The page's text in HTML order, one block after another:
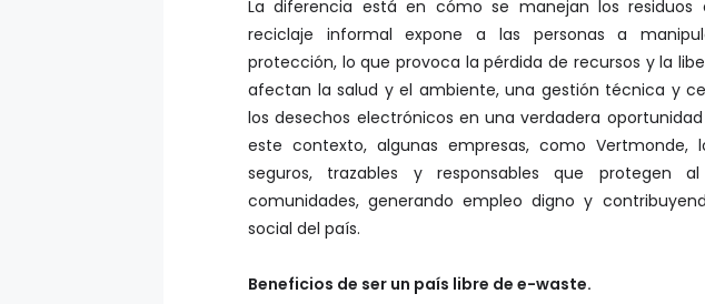
La diferencia está en cómo se manejan los residuos
reciclaje informal expone a las personas a
protección, lo que provoca la pérdida de recursos y la
afectan la salud y el ambiente, una gestión técnica y
los desechos electrónicos en una verdadera
este contexto, algunas empresas, como Vertmonde,
seguros, trazables y responsables que
comunidades, generando empleo digno y
social del país.
Beneficios de ser un país libre de e-waste.